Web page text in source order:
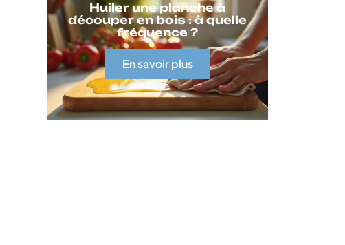
Huiler une planche à
découper en bois : à quelle
fréquence ?
En savoir plus